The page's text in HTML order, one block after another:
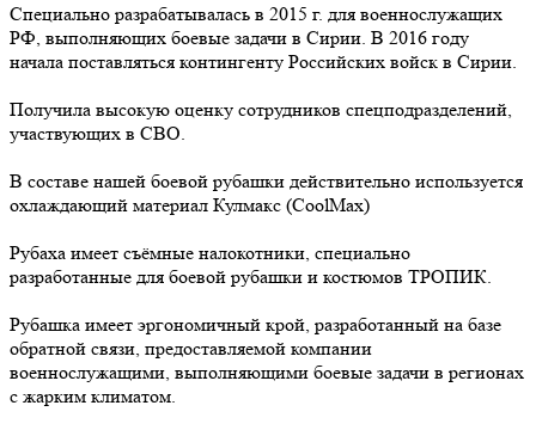
Специально разрабатывалась в 2015 г. для военнослужащих
РФ, выполняющих боевые задачи в Сирии. В 2016 году
начала поставляться контингенту Российских войск в Сирии.
Получила высокую оценку сотрудников спецподразделений,
участвующих в СВО.
В составе нашей боевой рубашки действительно используется
охлаждающий материал Кулмакс (CoolMax)
Рубаха имеет съёмные налокотники, специально
разработанные для боевой рубашки и костюмов ТРОПИК.
Рубашка имеет эргономичный крой, разработанный на базе
обратной связи, предоставляемой компании
военнослужащими, выполняющими боевые задачи в регионах
с жарким климатом.